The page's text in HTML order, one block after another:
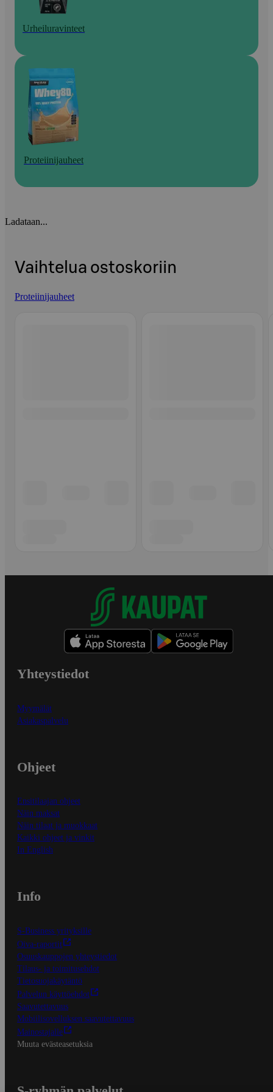
Urheiluravinteet
Proteiinijauheet
Ladataan...
Vaihtelua ostoskoriin
Proteiinijauheet
Yhteystiedot
Myymälät
Asiakaspalvelu
Ohjeet
Ensitilaajan ohjeet
Näin maksat
Näin tilaat ja muokkaat
Kaikki ohjeet ja vinkit
In English
Info
S-Business yrityksille
Oiva-raportit
Osuuskauppojen yhteystiedot
Tilaus- ja toimitusehdot
Tietosuojakäytäntö
Palvelun käyttöehdot
Saavutettavuus
Mobiilisovelluksen saavutettavuus
Mainostajalle
Muuta evästeasetuksia